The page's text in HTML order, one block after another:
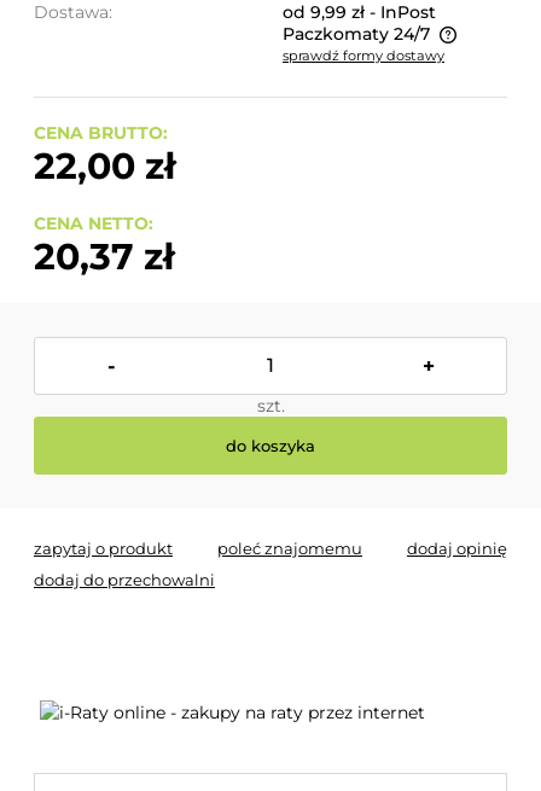
Dostawa:
od 9,99 zł - InPost
Paczkomaty 24/7
Cena nie zawiera ewentualnych kosztów płatności
sprawdź formy dostawy
CENA BRUTTO:
22,00 zł
CENA NETTO:
20,37 zł
- +
szt.
do koszyka
zapytaj o produkt poleć znajomemu
dodaj opinię
dodaj do przechowalni